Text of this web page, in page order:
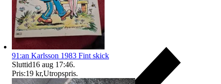
91:an Karlsson 1983 Fint skick
Sluttid16 aug 17:46.
Pris:19 kr,Utropspris.